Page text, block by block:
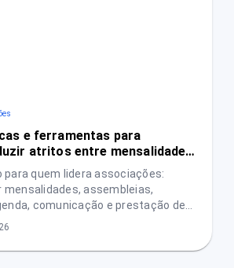
e ferramentas para
atritos entre mensalidades,
prestação de contas
para quem lidera associações:
mensalidades, assembleias,
comunicação e prestação de
conflitos e mais transparência.